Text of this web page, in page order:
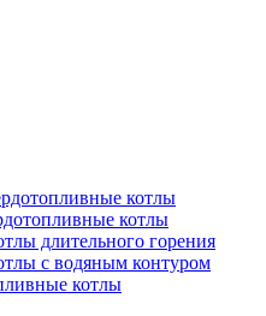
котлы
котлы
длительного горения
с водяным контуром
котлы